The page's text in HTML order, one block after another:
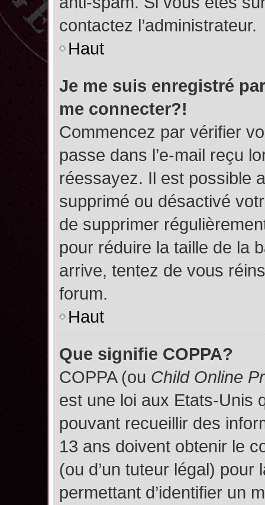
contactez l’administrateur.
Haut
Je me suis enregistré
me connecter?!
Commencez par vérifier
passe dans l’e-mail reçu
réessayez. Il est possible
supprimé ou désactivé
de supprimer
pour réduire la taille de la
arrive, tentez de vous
forum.
Haut
Que signifie COPPA?
COPPA (ou Child Online
est une loi aux Etats-Unis
pouvant recueillir des
13 ans doivent obtenir le
(ou d’un tuteur légal)
permettant d’identifier un